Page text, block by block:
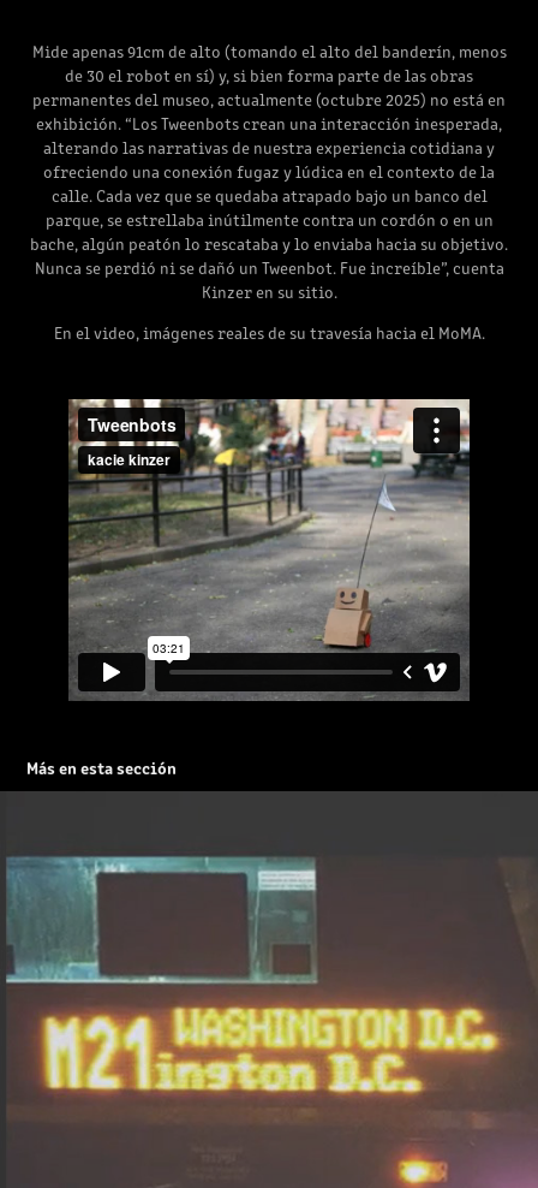
Mide apenas 91cm de alto (tomando el alto del banderín, menos
de 30 el robot en sí) y, si bien forma parte de las obras
permanentes del museo, actualmente (octubre 2025) no está en
exhibición. “Los Tweenbots crean una interacción inesperada,
alterando las narrativas de nuestra experiencia cotidiana y
ofreciendo una conexión fugaz y lúdica en el contexto de la
calle. Cada vez que se quedaba atrapado bajo un banco del
parque, se estrellaba inútilmente contra un cordón o en un
bache, algún peatón lo rescataba y lo enviaba hacia su objetivo.
Nunca se perdió ni se dañó un Tweenbot. Fue increíble”, cuenta
Kinzer en su sitio.
En el video, imágenes reales de su travesía hacia el MoMA.
Más en esta sección